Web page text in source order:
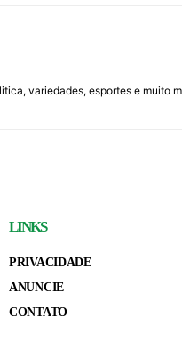
variedades, esportes e muito
LINKS
PRIVACIDADE
ANUNCIE
CONTATO